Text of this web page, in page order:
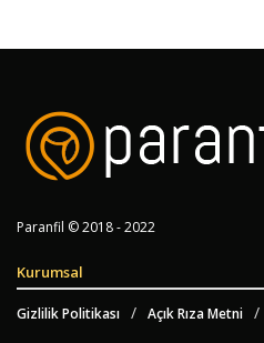
Paranfil © 2018 - 2022
Kurumsal
Gizlilik Politikası Açık Rıza Metni